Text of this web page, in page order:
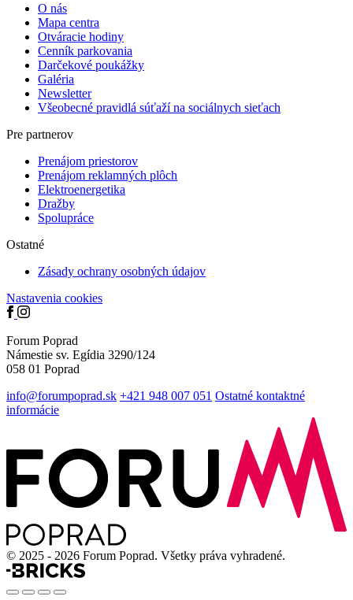
O nás
Mapa centra
Otváracie hodiny
Cenník parkovania
Darčekové poukážky
Galéria
Newsletter
Všeobecné pravidlá súťaží na sociálnych sieťach
Pre partnerov
Prenájom priestorov
Prenájom reklamných plôch
Elektro­­­energetika
Dražby
Spolupráce
Ostatné
Zásady ochrany osobných údajov
Nastavenia cookies
Forum Poprad
Námestie sv. Egídia 3290/124
058 01 Poprad
info@forumpoprad.sk +421 948 007 051 Ostatné kontaktné
informácie
© 2025 - 2026 Forum Poprad. Všetky práva vyhradené.